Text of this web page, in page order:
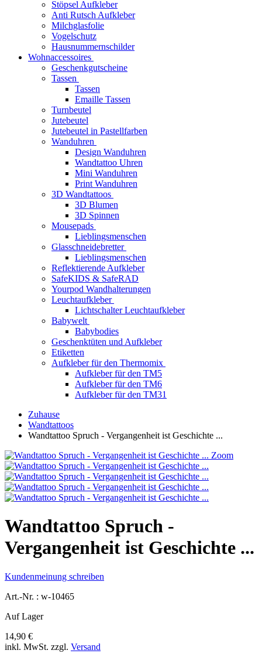
Stöpsel Aufkleber
Anti Rutsch Aufkleber
Milchglasfolie
Vogelschutz
Hausnummernschilder
Wohnaccessoires
Geschenkgutscheine
Tassen
Tassen
Emaille Tassen
Turnbeutel
Jutebeutel
Jutebeutel in Pastellfarben
Wanduhren
Design Wanduhren
Wandtattoo Uhren
Mini Wanduhren
Print Wanduhren
3D Wandtattoos
3D Blumen
3D Spinnen
Mousepads
Lieblingsmenschen
Glasschneidebretter
Lieblingsmenschen
Reflektierende Aufkleber
SafeKIDS & SafeRAD
Yourpod Wandhalterungen
Leuchtaufkleber
Lichtschalter Leuchtaufkleber
Babywelt
Babybodies
Geschenktüten und Aufkleber
Etiketten
Aufkleber für den Thermomix
Aufkleber für den TM5
Aufkleber für den TM6
Aufkleber für den TM31
Zuhause
Wandtattoos
Wandtattoo Spruch - Vergangenheit ist Geschichte ...
Zoom
Wandtattoo Spruch -
Vergangenheit ist Geschichte ...
Kundenmeinung schreiben
Art.-Nr. : w-10465
Auf Lager
14,90 €
inkl. MwSt. zzgl. Versand